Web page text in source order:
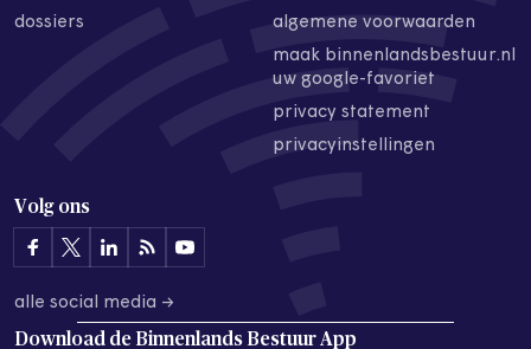
dossiers
algemene voorwaarden
maak binnenlandsbestuur.nl
uw google-favoriet
privacy statement
privacyinstellingen
Volg ons
alle social media →
Download de Binnenlands Bestuur App